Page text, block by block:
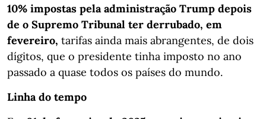
10% impostas pela administração Trump depois
de o Supremo Tribunal ter derrubado, em
fevereiro, tarifas ainda mais abrangentes, de dois
dígitos, que o presidente tinha imposto no ano
passado a quase todos os países do mundo.
Linha do tempo